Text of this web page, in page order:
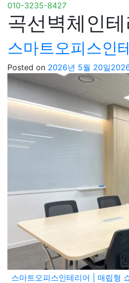
010-3235-8427
곡선벽체인테
스마트오피스인
Posted on 2026년 5월 20일
스마트오피스인테리어 | 매립형